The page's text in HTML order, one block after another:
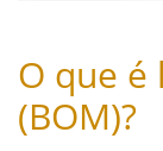
O que
(BOM)?